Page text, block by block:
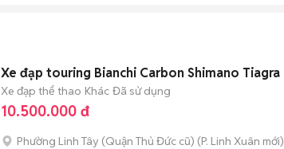
Xe đạp touring Bianchi Carbon Shimano Tiagra
Xe đạp thể thao Khác Đã sử dụng
10.500.000 đ
Phường Linh Tây (Quận Thủ Đức cũ) (P. Linh Xuân mới)